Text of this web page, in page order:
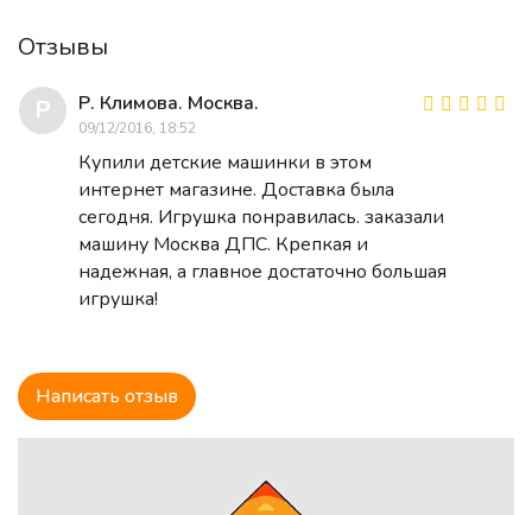
сломанную игрушку мы заменим ее или вернем
машинка вам просто не понравиться!
Купить детскую машинку в интернет магазине
приглашаем всех! И розничных покупателей и
оптовиков. Заказать можно даже одну игрушку и мы
ее вам доставим. Для оптовых покупателей у нас
предусмотрены большие скидки.
Отзывы
Р
Р. Климова. Москва.
09/12/2016, 18:52
Купили детские машинки в этом
интернет магазине. Доставка была
сегодня. Игрушка понравилась. заказали
машину Москва ДПС. Крепкая и
надежная, а главное достаточно большая
игрушка!
Написать отзыв